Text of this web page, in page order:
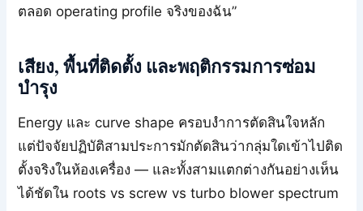
ตลอด operating profile จริงของฉัน”
เสียง, พื้นที่ติดตั้ง และพฤติกรรมการซ่อม
บำรุง
Energy และ curve shape ครอบงำการตัดสินใจหลัก
แต่ปัจจัยปฏิบัติสามประการมักตัดสินว่ากลุ่มใดเข้าไปติด
ตั้งจริงในห้องเครื่อง — และทั้งสามแตกต่างกันอย่างเห็น
ได้ชัดใน roots vs screw vs turbo blower spectrum